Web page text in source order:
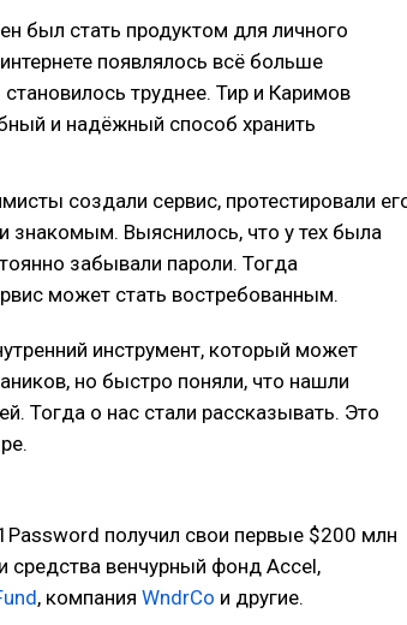
был стать продуктом для личного
появлялось всё больше
труднее. Тир и Каримов
и надёжный способ хранить
создали сервис, протестировали
знакомым. Выяснилось, что у тех была
забывали пароли. Тогда
может стать востребованным.
инструмент, который может
но быстро поняли, что нашли
Тогда о нас стали рассказывать. Это
получил свои первые $200 млн
средства венчурный фонд Accel,
, компания WndrCo и другие.